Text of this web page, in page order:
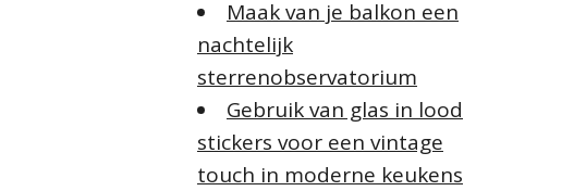
Maak van je balkon een
nachtelijk
sterrenobservatorium
Gebruik van glas in lood
stickers voor een vintage
touch in moderne keukens